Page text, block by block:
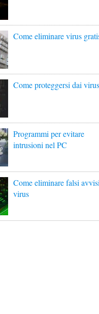
Come eliminare virus
Come proteggersi dai virus
Programmi per evitare
intrusioni nel PC
Come eliminare falsi avvisi
virus